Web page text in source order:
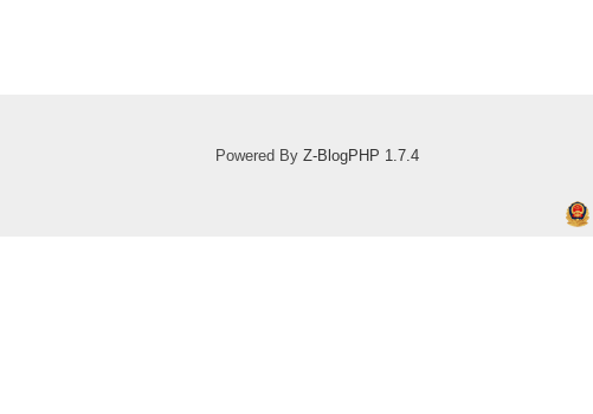
Powered By Z-BlogPHP 1.7.4